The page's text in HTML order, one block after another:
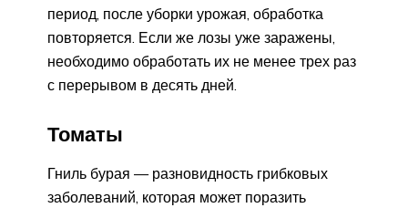
период, после уборки урожая, обработка
повторяется. Если же лозы уже заражены,
необходимо обработать их не менее трех раз
с перерывом в десять дней.
Томаты
Гниль бурая — разновидность грибковых
заболеваний, которая может поразить